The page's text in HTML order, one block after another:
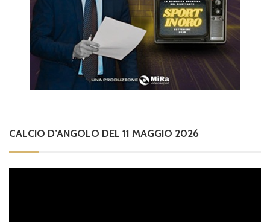
CALCIO D’ANGOLO DEL 11 MAGGIO 2026